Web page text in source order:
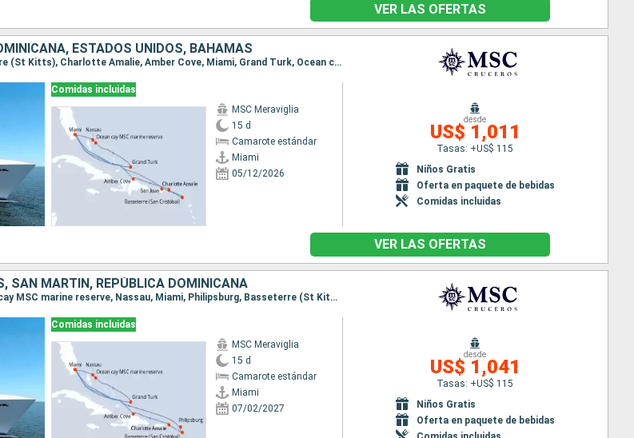
VER LAS OFERTAS
ESTADOS UNIDOS, BAHAMAS
Itinerario : Miami, San Juan, Basseterre (St Kitts), Charlotte Amalie, Amber Cove, Miami, Grand Turk, Ocean cay MSC marine reserve, Nassau, Miami
Comidas incluidas
MSC Meraviglia
15 d
Camarote estándar
Miami
05/12/2026
desde
US$ 1,011
Tasas: +US$ 115
Niños Gratis
Oferta en paquete de bebidas
Comidas incluidas
VER LAS OFERTAS
SAN MARTÍN, REPÚBLICA DOMINICANA
Itinerario : Miami, Grand Turk, Ocean cay MSC marine reserve, Nassau, Miami, Philipsburg, Basseterre (St Kitts), Charlotte Amalie, Amber Cove, Miami
Comidas incluidas
MSC Meraviglia
15 d
Camarote estándar
Miami
07/02/2027
desde
US$ 1,041
Tasas: +US$ 115
Niños Gratis
Oferta en paquete de bebidas